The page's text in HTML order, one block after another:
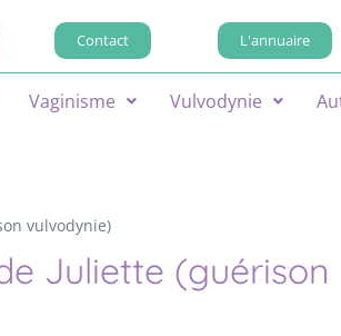
Contact L'annuaire
Vaginisme Vulvodynie
vulvodynie)
Juliette (guérison